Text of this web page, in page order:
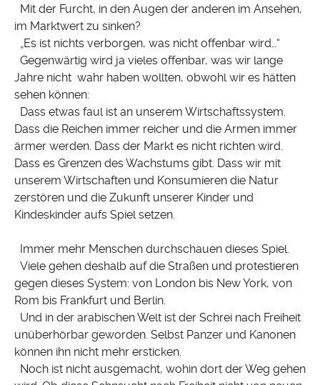
Mit der Furcht, in den Augen der anderen im Ansehen,
im Marktwert zu sinken?
„Es ist nichts verborgen, was nicht offenbar wird…“
Gegenwärtig wird ja vieles offenbar, was wir lange
Jahre nicht wahr haben wollten, obwohl wir es hätten
sehen können:
Dass etwas faul ist an unserem Wirtschaftssystem.
Dass die Reichen immer reicher und die Armen immer
ärmer werden. Dass der Markt es nicht richten wird.
Dass es Grenzen des Wachstums gibt. Dass wir mit
unserem Wirtschaften und Konsumieren die Natur
zerstören und die Zukunft unserer Kinder und
Kindeskinder aufs Spiel setzen.
Immer mehr Menschen durchschauen dieses Spiel.
Viele gehen deshalb auf die Straßen und protestieren
gegen dieses System: von London bis New York, von
Rom bis Frankfurt und Berlin.
Und in der arabischen Welt ist der Schrei nach Freiheit
unüberhörbar geworden. Selbst Panzer und Kanonen
können ihn nicht mehr ersticken.
Noch ist nicht ausgemacht, wohin dort der Weg gehen